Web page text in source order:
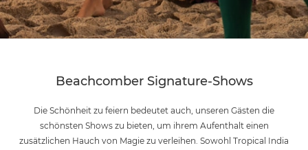
Beachcomber Signature-Shows
Die Schönheit zu feiern bedeutet auch, unseren Gästen die
schönsten Shows zu bieten, um ihrem Aufenthalt einen
zusätzlichen Hauch von Magie zu verleihen. Sowohl Tropical India